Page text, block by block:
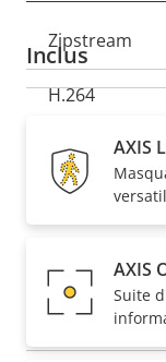
Description
de la
propriété
Zipstream
H.264
H.265
Description
de la
Prise en
Inclus
AXIS
AXIS
Suite